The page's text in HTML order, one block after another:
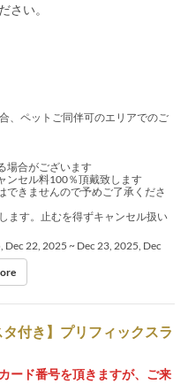
い。
、ペットご同伴可のエリアでのご
場合がございます
ンセル料100％頂戴致します
できませんので予めご了承くださ
ます。止むを得ずキャンセル扱い
Dec 22, 2025 ~ Dec 23, 2025, Dec
付き】プリフィックスラ
ード番号を頂きますが、ご来